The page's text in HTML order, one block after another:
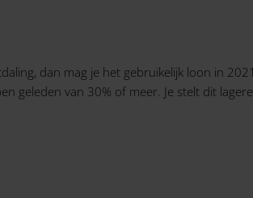
dan mag je het gebruikelijk loon in
geleden van 30% of meer. Je stelt dit